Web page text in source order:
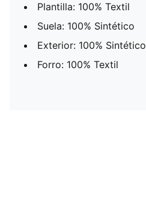
Plantilla: 100% Textil
Suela: 100% Sintético
Exterior: 100% Sintético
Forro: 100% Textil